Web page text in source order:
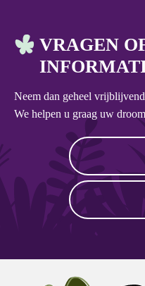
VRAGEN
Neem dan geheel
We helpen u graag uw